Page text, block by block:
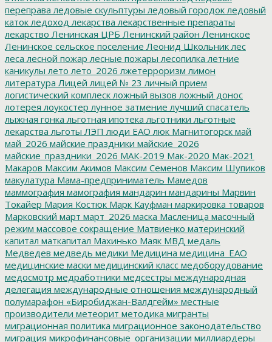
переправа ледовые скульптуры ледовый городок ледовый
каток ледоход лекарства лекарственные препараты
лекарство Ленинская ЦРБ Ленинский район Ленинское
Ленинское сельское поселение Леонид Школьник лес
леса лесной пожар лесные пожары лесопилка летние
каникулы лето лето_2026 лжетерроризм лимон
литература Лицей лицей № 23 личный прием
логистический комплеск ложный вызов ложный донос
лотерея лоукостер лунное затмение лучший спасатель
лыжная гонка льготная ипотека льготники льготные
лекарства льготы ЛЭП люди ЕАО люк Магнитогорск май
май_2026 майские праздники майские_2026
майские_праздники_2026 МАК-2019 Мак-2020 Мак-2021
Макаров Максим Акимов Максим Семенов Максим Шупиков
макулатура Мама-предприниматель Мамедов
маммография мамография мандарин мандарины Марвин
Токайер Мария Костюк Марк Кауфман маркировка товаров
Марковский март март_2026 маска Масленица масочный
режим массовое сокращение Матвиенко материнский
капитал маткапитал Махинько Маяк МВД медаль
Медведев медведь медики Медицина медицина_ЕАО
медицинские маски медицинский класс медоборудование
медосмотр медработники медсестры международная
делегация международные отношения международный
полумарафон «Биробиджан-Валдгейм» местные
производители метеорит методика мигранты
миграционная политика миграционное законодательство
миграция микрофинансовые_организации миллиардеры